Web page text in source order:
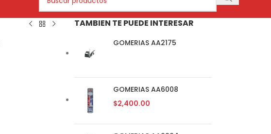
TAMBIEN TE PUEDE INTERESAR
GOMERIAS AA2175
GOMERIAS AA6008
$2,400.00